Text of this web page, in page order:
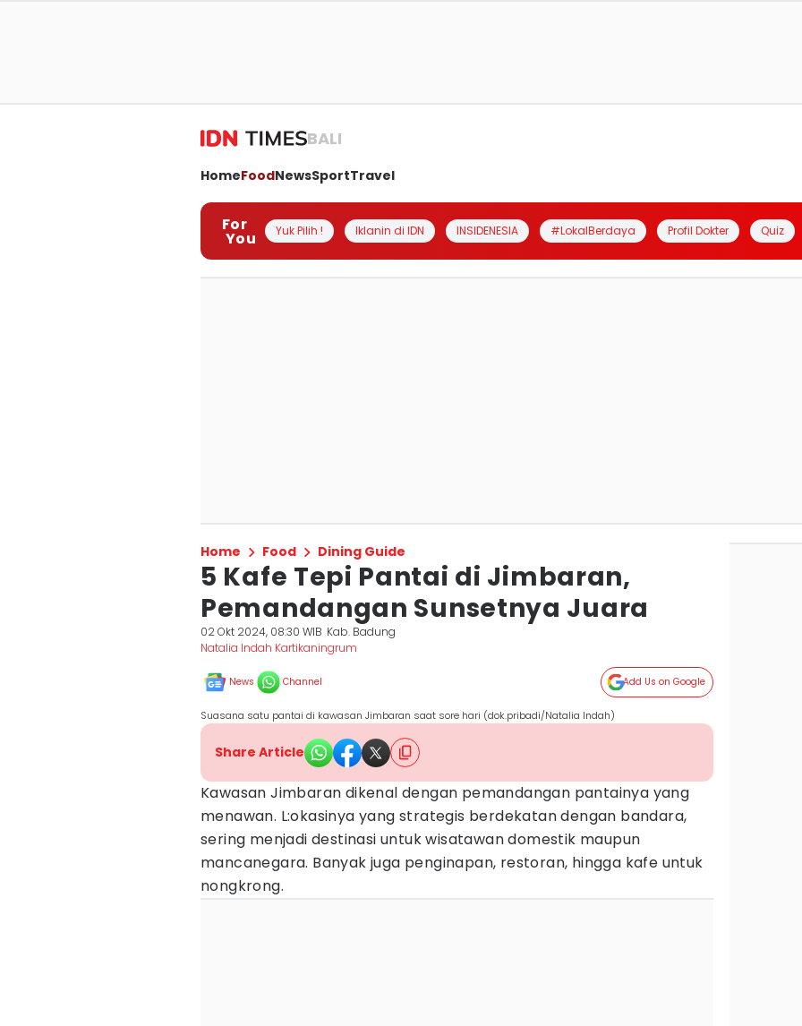
BALI
HomeFoodNewsSportTravel
For
You Yuk Pilih ! Iklanin di IDN INSIDENESIA #LokalBerdaya Profil Dokter Quiz
Home Food Dining Guide
5 Kafe Tepi Pantai di Jimbaran,
Pemandangan Sunsetnya Juara
02 Okt 2024, 08:30 WIB Kab. Badung
Natalia Indah Kartikaningrum
News Channel Add Us on Google
Suasana satu pantai di kawasan Jimbaran saat sore hari (dok.pribadi/Natalia Indah)
Share Article
Kawasan Jimbaran dikenal dengan pemandangan pantainya yang
menawan. L:okasinya yang strategis berdekatan dengan bandara,
sering menjadi destinasi untuk wisatawan domestik maupun
mancanegara. Banyak juga penginapan, restoran, hingga kafe untuk
nongkrong.